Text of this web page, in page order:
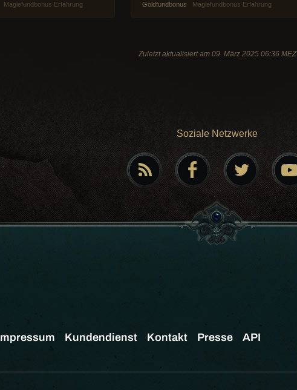
Magiefundbonus Erfahrung Goldfundbonus Magiefundbonus Erfahrung
Zuletzt aktualisiert am 09. März 2025 06:36 MEZ
Soziale Netzwerke